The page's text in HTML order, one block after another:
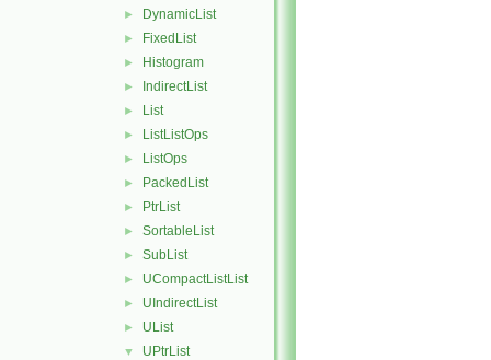
► DynamicList
► FixedList
► Histogram
► IndirectList
► List
► ListListOps
► ListOps
► PackedList
► PtrList
► SortableList
► SubList
► UCompactListList
► UIndirectList
► UList
▼
UPtrList